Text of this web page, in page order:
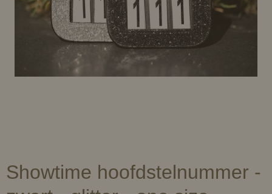
Showtime hoofdstelnummer -